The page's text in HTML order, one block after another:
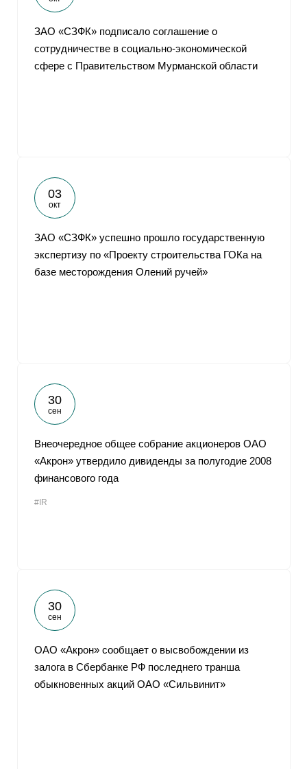
ЗАО «CЗФК» подписало соглашение о
сотрудничестве в социально-экономической
сфере с Правительством Мурманской области
03
окт
ЗАО «СЗФК» успешно прошло государственную
экспертизу по «Проекту строительства ГОКа на
базе месторождения Олений ручей»
30
сен
Внеочередное общее собрание акционеров ОАО
«Акрон» утвердило дивиденды за полугодие 2008
финансового года
#IR
30
сен
ОАО «Акрон» сообщает о высвобождении из
залога в Сбербанке РФ последнего транша
обыкновенных акций ОАО «Сильвинит»